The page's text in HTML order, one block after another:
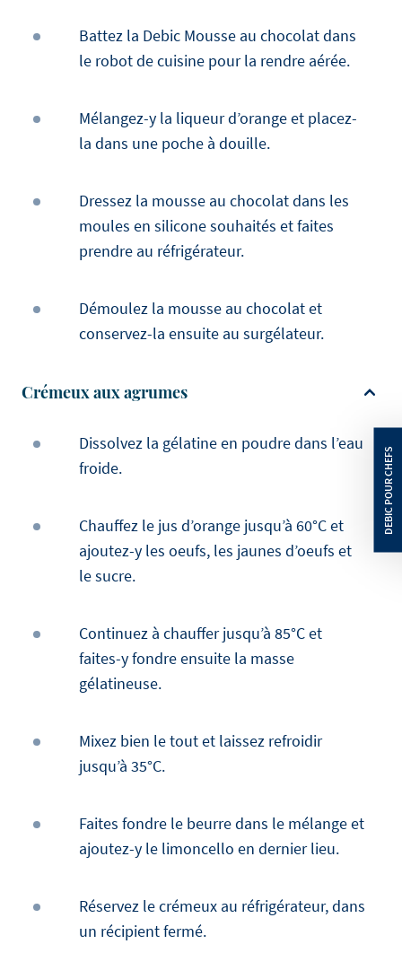
Battez la Debic Mousse au chocolat dans
le robot de cuisine pour la rendre aérée.
Mélangez-y la liqueur d’orange et placez-
la dans une poche à douille.
Dressez la mousse au chocolat dans les
moules en silicone souhaités et faites
prendre au réfrigérateur.
Démoulez la mousse au chocolat et
conservez-la ensuite au surgélateur.
Crémeux aux agrumes
Dissolvez la gélatine en poudre dans l’eau
froide.
Chauffez le jus d’orange jusqu’à 60°C et
ajoutez-y les oeufs, les jaunes d’oeufs et
le sucre.
Continuez à chauffer jusqu’à 85°C et
faites-y fondre ensuite la masse
gélatineuse.
Mixez bien le tout et laissez refroidir
jusqu’à 35°C.
Faites fondre le beurre dans le mélange et
ajoutez-y le limoncello en dernier lieu.
Réservez le crémeux au réfrigérateur, dans
un récipient fermé.